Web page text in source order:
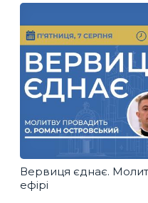
Вервиця єднає.
ефірі